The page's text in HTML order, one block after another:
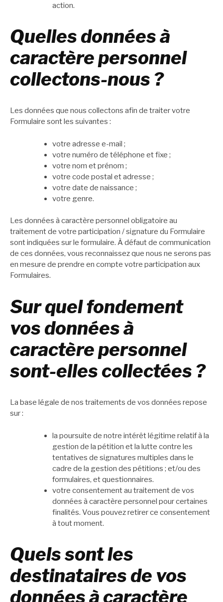
action.
Quelles données à
caractère personnel
collectons-nous ?
Les données que nous collectons afin de traiter votre
Formulaire sont les suivantes :
votre adresse e-mail ;
votre numéro de téléphone et fixe ;
votre nom et prénom ;
votre code postal et adresse ;
votre date de naissance ;
votre genre.
Les données à caractère personnel obligatoire au
traitement de votre participation / signature du Formulaire
sont indiquées sur le formulaire. À défaut de communication
de ces données, vous reconnaissez que nous ne serons pas
en mesure de prendre en compte votre participation aux
Formulaires.
Sur quel fondement
vos données à
caractère personnel
sont-elles collectées ?
La base légale de nos traitements de vos données repose
sur :
la poursuite de notre intérêt légitime relatif à la
gestion de la pétition et la lutte contre les
tentatives de signatures multiples dans le
cadre de la gestion des pétitions ; et/ou des
formulaires, et questionnaires.
votre consentement au traitement de vos
données à caractère personnel pour certaines
finalités. Vous pouvez retirer ce consentement
à tout moment.
Quels sont les
destinataires de vos
données à caractère